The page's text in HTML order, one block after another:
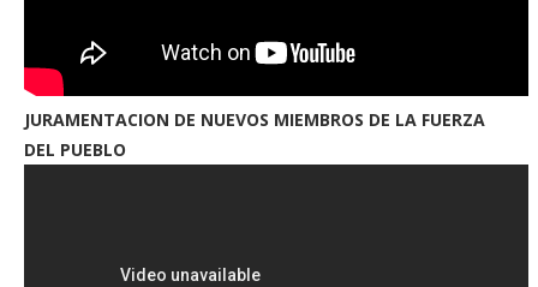
JURAMENTACION DE NUEVOS MIEMBROS DE LA FUERZA
DEL PUEBLO